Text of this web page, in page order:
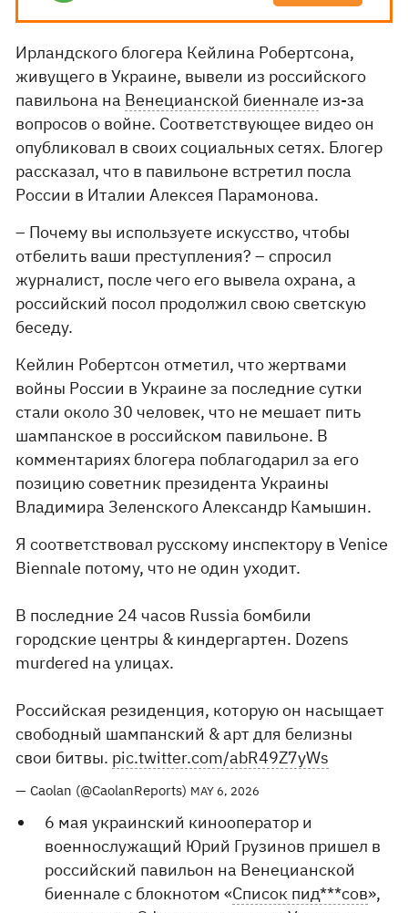
Ирландского блогера Кейлина Робертсона,
живущего в Украине, вывели из российского
павильона на Венецианской биеннале из-за
вопросов о войне. Соответствующее видео он
опубликовал в своих социальных сетях. Блогер
рассказал, что в павильоне встретил посла
России в Италии Алексея Парамонова.
– Почему вы используете искусство, чтобы
отбелить ваши преступления? – спросил
журналист, после чего его вывела охрана, а
российский посол продолжил свою светскую
беседу.
Кейлин Робертсон отметил, что жертвами
войны России в Украине за последние сутки
стали около 30 человек, что не мешает пить
шампанское в российском павильоне. В
комментариях блогера поблагодарил за его
позицию советник президента Украины
Владимира Зеленского Александр Камышин.
Я соответствовал русскому инспектору в Venice
Biennale потому, что не один уходит.
В последние 24 часов Russia бомбили
городские центры & киндергартен. Dozens
murdered на улицах.
Российская резиденция, которую он насыщает
свободный шампанский & арт для белизны
свои битвы. pic.twitter.com/abR49Z7yWs
— Caolan (@CaolanReports) MAY 6, 2026
6 мая украинский кинооператор и
военнослужащий Юрий Грузинов пришел в
российский павильон на Венецианской
биеннале с блокнотом «Список пид***сов»,